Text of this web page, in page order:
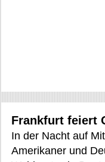
Frankfurt feiert
In der Nacht auf
Amerikaner und